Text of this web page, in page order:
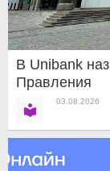
В Unibank
Правления
03.08.2026